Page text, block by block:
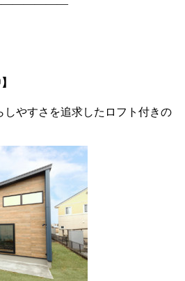
しやすさを追求したロフト付きの